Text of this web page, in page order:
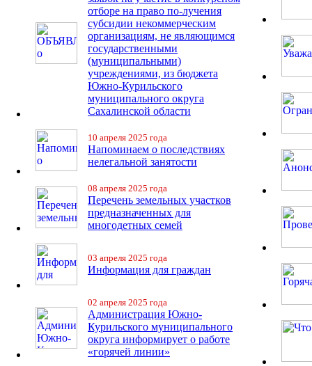
отборе на право по-лучения
субсидии некоммерческим
организациям, не являющимся
государственными
(муниципальными)
учреждениями, из бюджета
Южно-Курильского
муниципального округа
Сахалинской области
10 апреля 2025 года
Напоминаем о последствиях
нелегальной занятости
08 апреля 2025 года
Перечень земельных участков
предназначенных для
многодетных семей
03 апреля 2025 года
Информация для граждан
02 апреля 2025 года
Администрация Южно-
Курильского муниципального
округа информирует о работе
«горячей линии»